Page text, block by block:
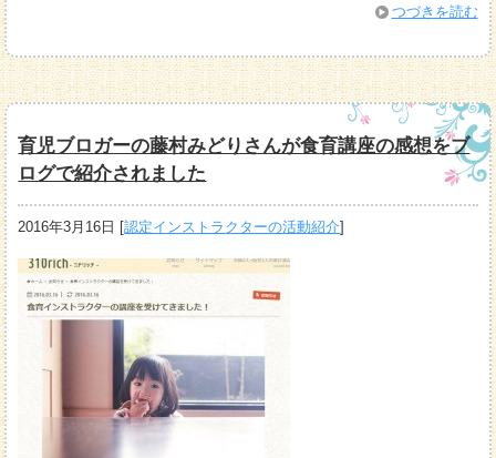
つづきを読む
育児ブロガーの藤村みどりさんが食育講座の感想をブ
ログで紹介されました
2016年3月16日 [認定インストラクターの活動紹介]